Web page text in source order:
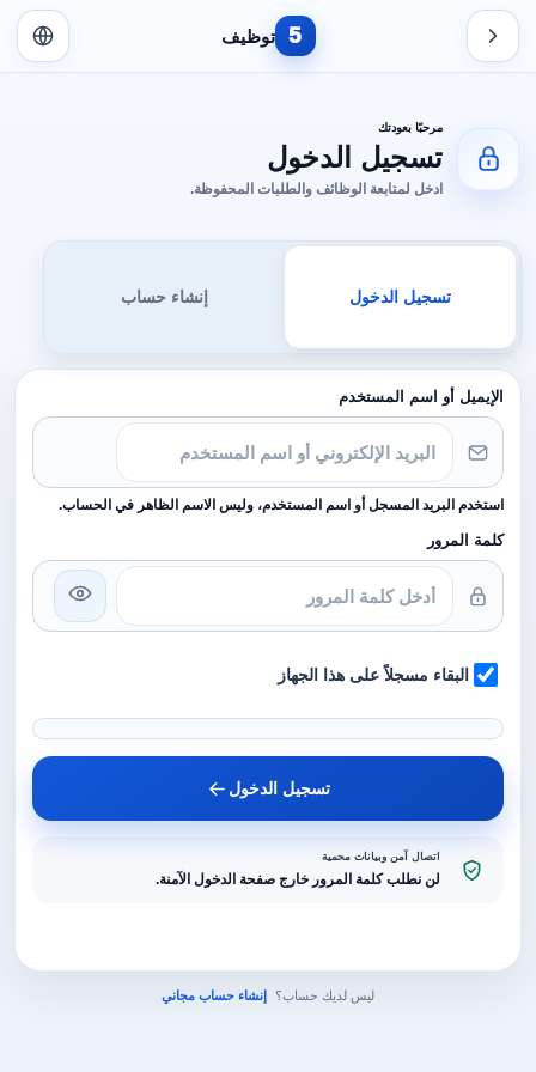
5 توظيف
مرحبًا بعودتك
تسجيل الدخول
ادخل لمتابعة الوظائف والطلبات المحفوظة.
تسجيل الدخول إنشاء حساب
الإيميل أو اسم المستخدم
استخدم البريد المسجل أو اسم المستخدم، وليس الاسم الظاهر في الحساب.
كلمة المرور
البقاء مسجلاً على هذا الجهاز
تسجيل الدخول
اتصال آمن وبيانات محمية
لن نطلب كلمة المرور خارج صفحة الدخول الآمنة.
ليس لديك حساب؟ إنشاء حساب مجاني